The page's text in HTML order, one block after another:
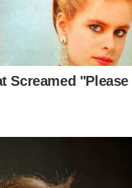
അദ്ദേഹത്തോട്
പറഞ്ഞു. അതിനാൽ,
പറഞ്ഞതിന് ശേഷം
മനുഷ്യനും
ഒരു മുറിവാണ്,
അതിനുശേഷം
പറഞ്ഞു.